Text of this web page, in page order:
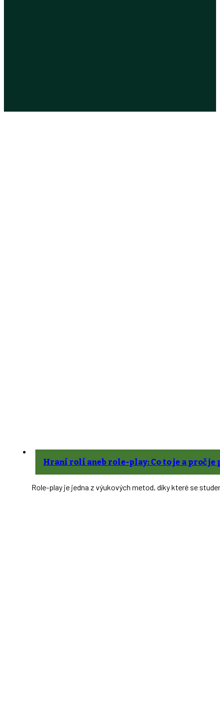
Hraní rolí aneb role-play: Co to je a proč je
Role-play je jedna z výukových metod, díky které se